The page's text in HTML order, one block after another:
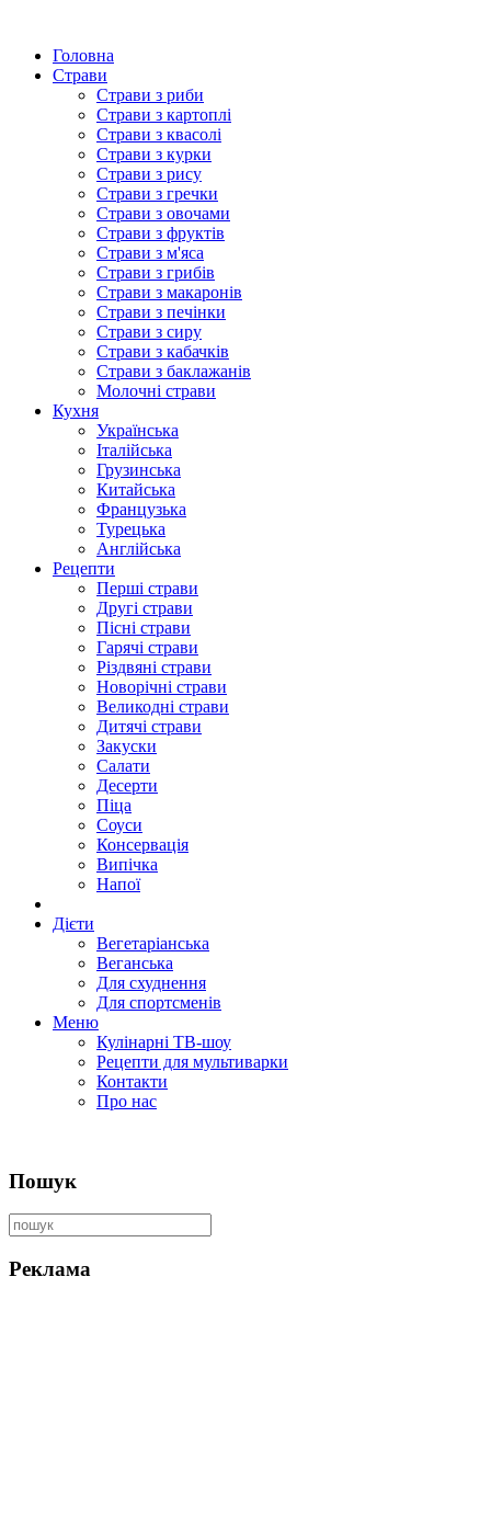
Головна
Страви
Страви з риби
Страви з картоплі
Страви з квасолі
Страви з курки
Страви з рису
Страви з гречки
Страви з овочами
Страви з фруктів
Страви з м'яса
Страви з грибів
Страви з макаронів
Страви з печінки
Страви з сиру
Страви з кабачків
Страви з баклажанів
Молочні страви
Кухня
Українська
Італійська
Грузинська
Китайська
Французька
Турецька
Англійська
Рецепти
Перші страви
Другі страви
Пісні страви
Гарячі страви
Різдвяні страви
Новорічні страви
Великодні страви
Дитячі страви
Закуски
Салати
Десерти
Піца
Соуси
Консервація
Випічка
Напої
Дієти
Вегетаріанська
Веганська
Для схуднення
Для спортсменів
Меню
Кулінарні ТВ-шоу
Рецепти для мультиварки
Контакти
Про нас
Пошук
Реклама